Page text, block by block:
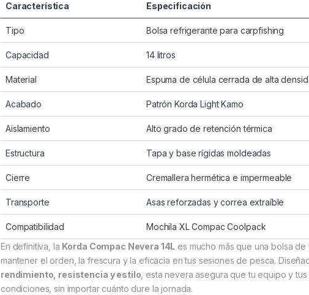
Característica Especificación
Tipo Bolsa refrigerante para carpfishing
Capacidad 14 litros
Material Espuma de célula cerrada de alta
Acabado Patrón Korda Light Kamo
Aislamiento Alto grado de retención térmica
Estructura Tapa y base rígidas moldeadas
Cierre Cremallera hermética e impermeable
Transporte Asas reforzadas y correa extraíble
Compatibilidad
Mochila XL Compac Coolpack
En definitiva, la Korda Compac Nevera 14L es mucho más que una bolsa
mantener el orden, la frescura y la eficacia en tus sesiones de pesca.
rendimiento, resistencia y estilo , esta nevera asegura que tu equipo y
condiciones, sin importar cuánto dure la jornada.